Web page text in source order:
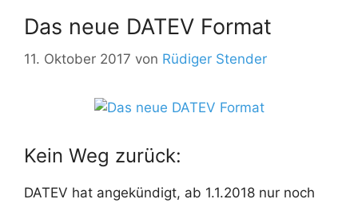
Das neue DATEV Format
11. Oktober 2017 von Rüdiger Stender
Kein Weg zurück:
DATEV hat angekündigt, ab 1.1.2018 nur noch